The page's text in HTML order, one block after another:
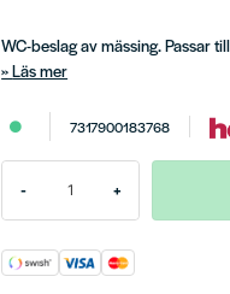
WC-beslag av mässing. Passar
Läs mer
7317900183768
- +